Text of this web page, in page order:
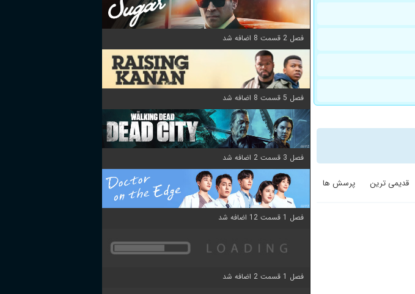
قدیمی ترین پرسش ها
فصل 2 قسمت 8 اضافه شد
فصل 5 قسمت 8 اضافه شد
فصل 3 قسمت 2 اضافه شد
فصل 1 قسمت 12 اضافه شد
فصل 1 قسمت 2 اضافه شد